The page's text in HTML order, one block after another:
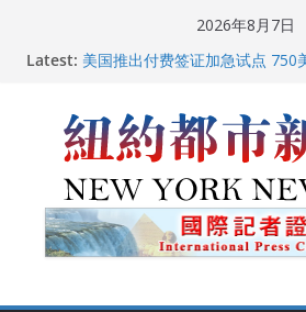
2026年8月7日
Latest: 中国驻美国大使谢锋邀请美国老
纽约启动“Fix the City”计划 重
美国最高法院维持“出生公民权” :
FBI联合纽约警方突袭多名警界
败刑事调查